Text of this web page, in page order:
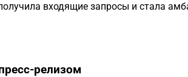
входящие запросы и стала
релизом